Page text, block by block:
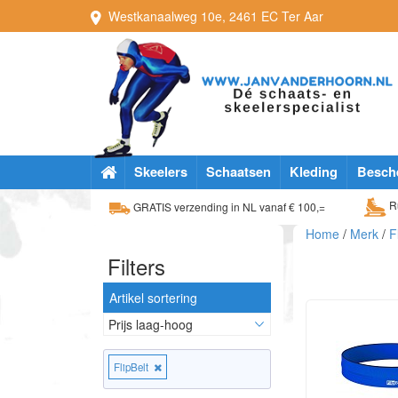
Westkanaalweg 10e, 2461 EC Ter Aar
Skeelers Schaatsen Kleding
GRATIS verzending in NL vanaf € 100,=
Filters
Artikel sortering
FlipBelt
Home / Merk /